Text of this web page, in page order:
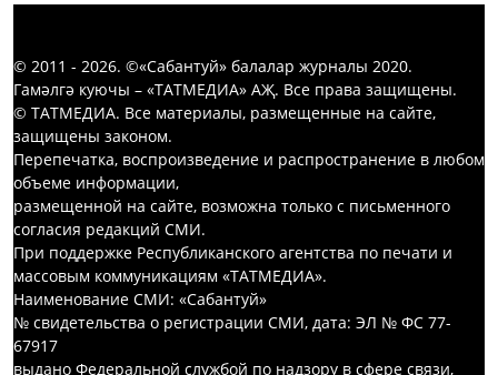
© 2011 - 2026. ©«Сабантуй» балалар журналы 2020.
Гамәлгә куючы – «ТАТМЕДИА» АҖ. Все права защищены.
© ТАТМЕДИА. Все материалы, размещенные на сайте,
защищены законом.
Перепечатка, воспроизведение и распространение в любом
объеме информации,
размещенной на сайте, возможна только с письменного
согласия редакций СМИ.
При поддержке Республиканского агентства по печати и
массовым коммуникациям «ТАТМЕДИА».
Наименование СМИ: «Сабантуй»
№ свидетельства о регистрации СМИ, дата: ЭЛ № ФС 77-
67917
выдано Федеральной службой по надзору в сфере связи,